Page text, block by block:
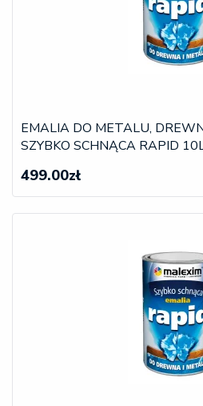
EMALIA DO METALU,
SZYBKO SCHNĄCA RAPID
499.00zł